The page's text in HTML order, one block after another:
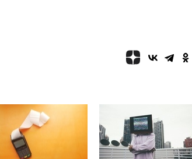
В Ярославской области
обломки БПЛА упали в
бомбардировки
Оверчук заявил о
сокращении товарооборота